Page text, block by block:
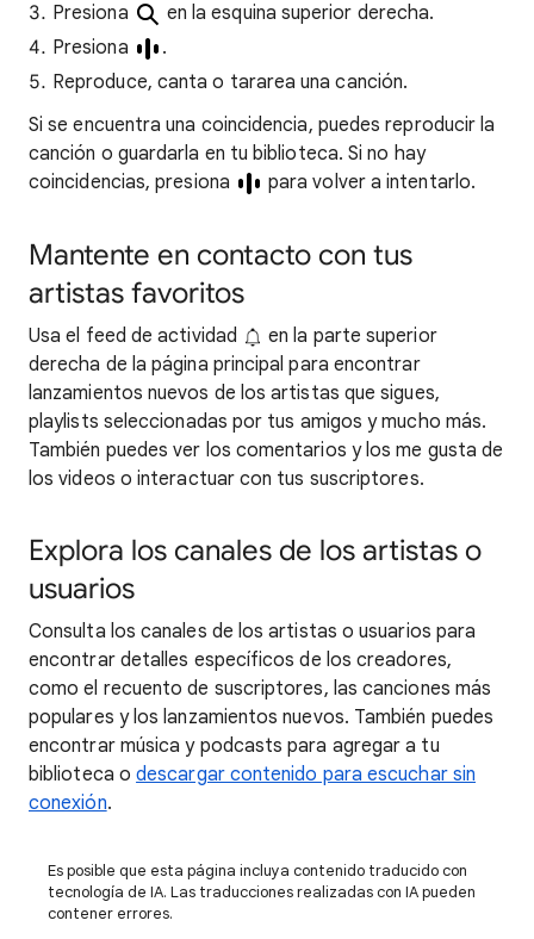
Presiona
en la esquina superior derecha.
Presiona
.
Reproduce, canta o tararea una canción.
Si se encuentra una coincidencia, puedes reproducir la
canción o guardarla en tu biblioteca. Si no hay
coincidencias, presiona
para volver a intentarlo.
Mantente en contacto con tus
artistas favoritos
Usa el feed de actividad
en la parte superior
derecha de la página principal para encontrar
lanzamientos nuevos de los artistas que sigues,
playlists seleccionadas por tus amigos y mucho más.
También puedes ver los comentarios y los me gusta de
los videos o interactuar con tus suscriptores.
Explora los canales de los artistas o
usuarios
Consulta los canales de los artistas o usuarios para
encontrar detalles específicos de los creadores,
como el recuento de suscriptores, las canciones más
populares y los lanzamientos nuevos. También puedes
encontrar música y podcasts para agregar a tu
biblioteca odescargar contenido para escuchar sin
conexión.
Es posible que esta página incluya contenido traducido con
tecnología de IA. Las traducciones realizadas con IA pueden
contener errores.